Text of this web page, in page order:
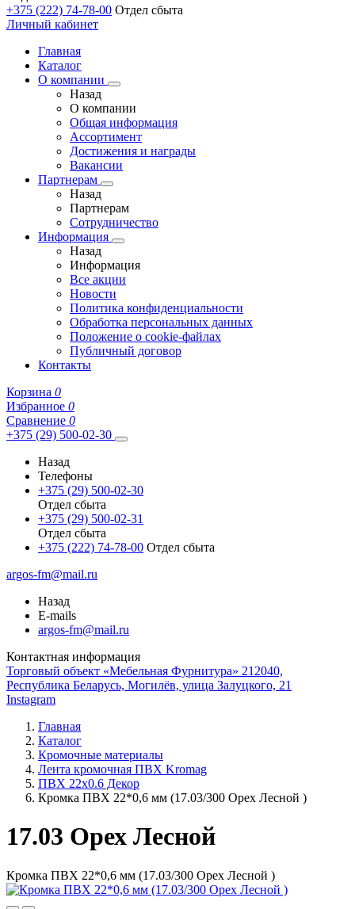
+375 (222) 74-78-00 Отдел сбыта
Личный кабинет
Главная
Каталог
О компании
Назад
О компании
Общая информация
Ассортимент
Достижения и награды
Вакансии
Партнерам
Назад
Партнерам
Сотрудничество
Информация
Назад
Информация
Все акции
Новости
Политика конфиденциальности
Обработка персональных данных
Положение о cookie-файлах
Публичный договор
Контакты
Корзина 0
Избранное 0
Сравнение 0
+375 (29) 500-02-30
Назад
Телефоны
+375 (29) 500-02-30
Отдел сбыта
+375 (29) 500-02-31
Отдел сбыта
+375 (222) 74-78-00 Отдел сбыта
argos-fm@mail.ru
Назад
E-mails
argos-fm@mail.ru
Контактная информация
Торговый объект «Мебельная Фурнитура» 212040,
Республика Беларусь, Могилёв, улица Залуцкого, 21
Instagram
Главная
Каталог
Кромочные материалы
Лента кромочная ПВХ Kromag
ПВХ 22x0.6 Декор
Кромка ПВХ 22*0,6 мм (17.03/300 Орех Лесной )
17.03 Орех Лесной
Кромка ПВХ 22*0,6 мм (17.03/300 Орех Лесной )